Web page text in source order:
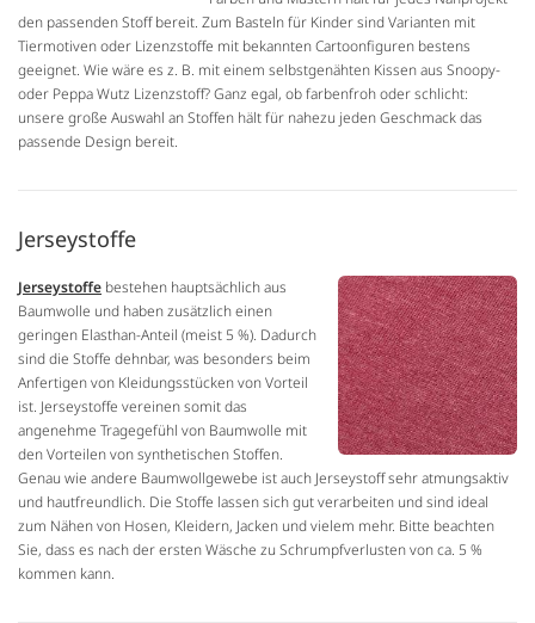
den passenden Stoff bereit. Zum Basteln für Kinder sind Varianten mit
Tiermotiven oder Lizenzstoffe mit bekannten Cartoonfiguren bestens
geeignet. Wie wäre es z. B. mit einem selbstgenähten Kissen aus Snoopy-
oder Peppa Wutz Lizenzstoff? Ganz egal, ob farbenfroh oder schlicht:
unsere große Auswahl an Stoffen hält für nahezu jeden Geschmack das
passende Design bereit.
Jerseystoffe
Jerseystoffe bestehen hauptsächlich aus
Baumwolle und haben zusätzlich einen
geringen Elasthan-Anteil (meist 5 %). Dadurch
sind die Stoffe dehnbar, was besonders beim
Anfertigen von Kleidungsstücken von Vorteil
ist. Jerseystoffe vereinen somit das
angenehme Tragegefühl von Baumwolle mit
den Vorteilen von synthetischen Stoffen.
Genau wie andere Baumwollgewebe ist auch Jerseystoff sehr atmungsaktiv
und hautfreundlich. Die Stoffe lassen sich gut verarbeiten und sind ideal
zum Nähen von Hosen, Kleidern, Jacken und vielem mehr. Bitte beachten
Sie, dass es nach der ersten Wäsche zu Schrumpfverlusten von ca. 5 %
kommen kann.